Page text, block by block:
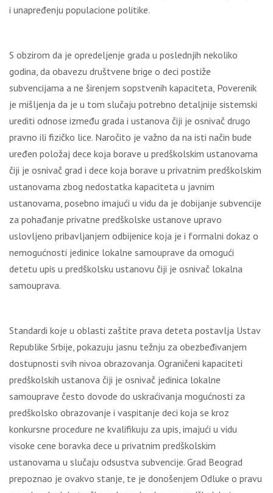
i unapređenju populacione politike.
S obzirom da je opredeljenje grada u poslednjih nekoliko
godina, da obavezu društvene brige o deci postiže
subvencijama a ne širenjem sopstvenih kapaciteta, Poverenik
je mišljenja da je u tom slučaju potrebno detaljnije sistemski
urediti odnose između grada i ustanova čiji je osnivač drugo
pravno ili fizičko lice. Naročito je važno da na isti način bude
uređen položaj dece koja borave u predškolskim ustanovama
čiji je osnivač grad i dece koja borave u privatnim predškolskim
ustanovama zbog nedostatka kapaciteta u javnim
ustanovama, posebno imajući u vidu da je dobijanje subvencije
za pohađanje privatne predškolske ustanove upravo
uslovljeno pribavljanjem odbijenice koja je i formalni dokaz o
nemogućnosti jedinice lokalne samouprave da omogući
detetu upis u predškolsku ustanovu čiji je osnivač lokalna
samouprava.
Standardi koje u oblasti zaštite prava deteta postavlja Ustav
Republike Srbije, pokazuju jasnu težnju za obezbeđivanjem
dostupnosti svih nivoa obrazovanja. Ograničeni kapaciteti
predškolskih ustanova čiji je osnivač jedinica lokalne
samouprave često dovode do uskraćivanja mogućnosti za
predškolsko obrazovanje i vaspitanje deci koja se kroz
konkursne procedure ne kvalifikuju za upis, imajući u vidu
visoke cene boravka dece u privatnim predškolskim
ustanovama u slučaju odsustva subvencije. Grad Beograd
prepoznao je ovakvo stanje, te je donošenjem Odluke o pravu